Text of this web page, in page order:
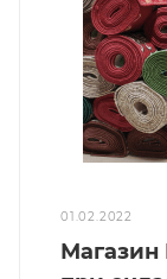
01.02.2022